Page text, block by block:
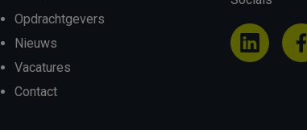
Opdrachtgevers
Nieuws
Vacatures
Contact